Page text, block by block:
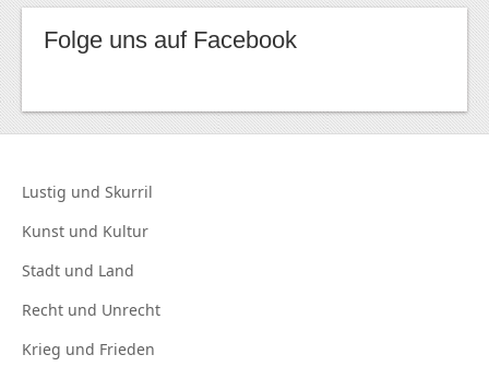
Folge uns auf Facebook
Lustig und Skurril
Kunst und Kultur
Stadt und Land
Recht und Unrecht
Krieg und Frieden